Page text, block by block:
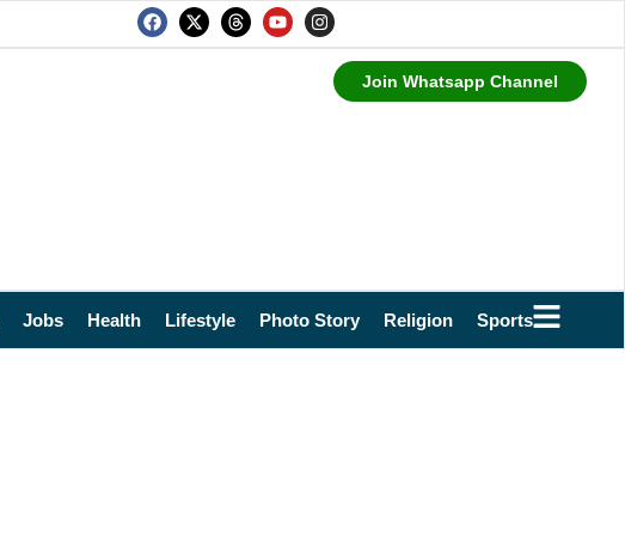
Join Whatsapp Channel
Jobs Health Lifestyle Photo Story Religion Sports